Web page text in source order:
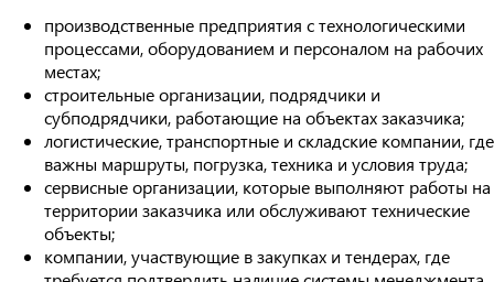
производственные предприятия с технологическими
процессами, оборудованием и персоналом на рабочих
местах;
строительные организации, подрядчики и
субподрядчики, работающие на объектах заказчика;
логистические, транспортные и складские компании, где
важны маршруты, погрузка, техника и условия труда;
сервисные организации, которые выполняют работы на
территории заказчика или обслуживают технические
объекты;
компании, участвующие в закупках и тендерах, где